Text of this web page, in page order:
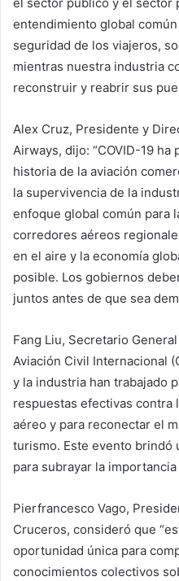
entendimiento global
seguridad de los viajeros,
mientras nuestra industria
reconstruir y reabrir sus
Alex Cruz, Presidente y
Airways, dijo: “COVID-19
historia de la aviación
la supervivencia de la
enfoque global común para
corredores aéreos
en el aire y la economía
posible. Los gobiernos
juntos antes de que sea
Fang Liu, Secretario
Aviación Civil Internacional
y la industria han trabajado
respuestas efectivas contra
aéreo y para reconectar el
turismo. Este evento brindó
para subrayar la
Pierfrancesco Vago,
Cruceros, consideró que
oportunidad única para
conocimientos colectivos